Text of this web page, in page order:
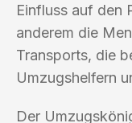
Einfluss auf den
anderem die
Transports, die
Umzugshelfern
Der